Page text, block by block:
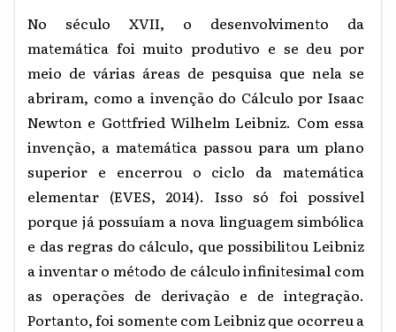
No século XVII, o desenvolvimento da
matemática foi muito produtivo e se deu por
meio de várias áreas de pesquisa que nela se
abriram, como a invenção do Cálculo por Isaac
Newton e Gottfried Wilhelm Leibniz. Com essa
invenção, a matemática passou para um plano
superior e encerrou o ciclo da matemática
elementar (EVES, 2014). Isso só foi possível
porque já possuíam a nova linguagem simbólica
e das regras do cálculo, que possibilitou Leibniz
a inventar o método de cálculo infinitesimal com
as operações de derivação e de integração.
Portanto, foi somente com Leibniz que ocorreu a